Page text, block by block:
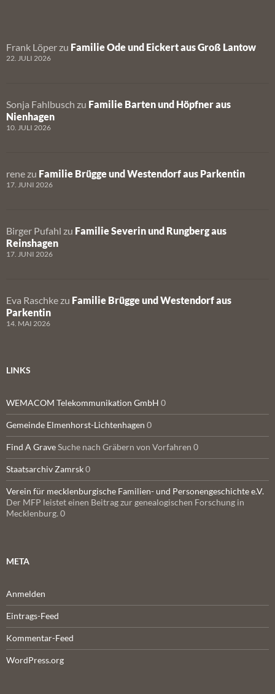
Frank Löper zu Familie Ode und Eickert aus Groß Lantow
22. JULI 2026
Sonja Fahlbusch zu Familie Barten und Höpfner aus
Nienhagen
10. JULI 2026
rene zu Familie Brügge und Westendorf aus Parkentin
17. JUNI 2026
Birger Pufahl zu Familie Severin und Rungberg aus
Reinshagen
17. JUNI 2026
Eva Raschke zu Familie Brügge und Westendorf aus
Parkentin
14. MAI 2026
LINKS
WEMACOM Telekommunikation GmbH 0
Gemeinde Elmenhorst-Lichtenhagen 0
Find A GraveSuche nach Gräbern von Vorfahren 0
Staatsarchiv Zamrsk0
Verein für mecklenburgische Familien- und Personengeschichte e.V.
Der MFP leistet einen Beitrag zur genealogischen Forschung in
Mecklenburg. 0
META
Anmelden
Eintrags-Feed
Kommentar-Feed
WordPress.org